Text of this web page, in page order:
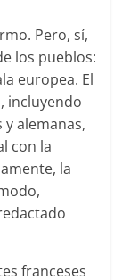
Pero, sí,
los pueblos:
europea. El
incluyendo
alemanas,
con la
la
franceses